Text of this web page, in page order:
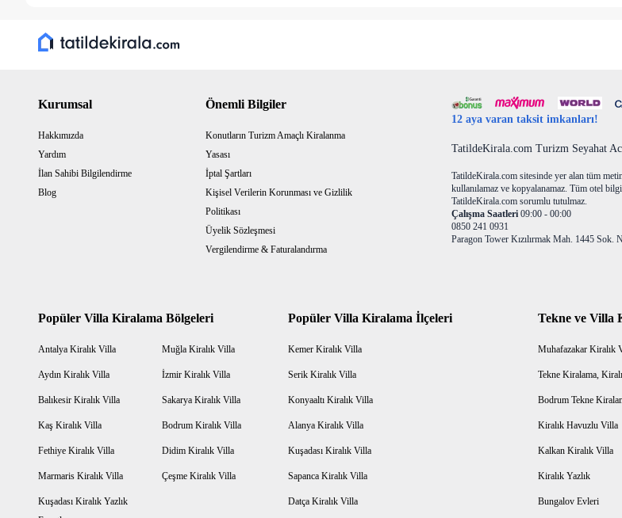
Kurumsal
Hakkımızda
Yardım
İlan Sahibi Bilgilendirme
Blog
Önemli Bilgiler
Konutların Turizm Amaçlı Kiralanma
Yasası
İptal Şartları
Kişisel Verilerin Korunması ve Gizlilik
Politikası
Üyelik Sözleşmesi
Vergilendirme & Faturalandırma
12 aya varan taksit imkanları!
TatildeKirala.com Turizm Seyahat
TatildeKirala.com sitesinde yer alan tüm
kullanılamaz ve kopyalanamaz. Tüm otel
TatildeKirala.com sorumlu tutulmaz.
Çalışma Saatleri 09:00 - 00:00
0850 241 0931
Paragon Tower Kızılırmak Mah. 1445
Popüler Villa Kiralama Bölgeleri
Antalya Kiralık Villa Muğla Kiralık Villa
Aydın Kiralık Villa İzmir Kiralık Villa
Balıkesir Kiralık Villa Sakarya Kiralık Villa
Kaş Kiralık Villa Bodrum Kiralık Villa
Fethiye Kiralık Villa Didim Kiralık Villa
Marmaris Kiralık Villa Çeşme Kiralık Villa
Kuşadası Kiralık Yazlık
Popüler Villa Kiralama İlçeleri
Kemer Kiralık Villa
Serik Kiralık Villa
Konyaaltı Kiralık Villa
Alanya Kiralık Villa
Kuşadası Kiralık Villa
Sapanca Kiralık Villa
Datça Kiralık Villa
Tekne ve Villa
Muhafazakar Kiralık
Tekne Kiralama,
Bodrum Tekne
Kiralık Havuzlu Villa
Kalkan Kiralık Villa
Kiralık Yazlık
Bungalov Evleri